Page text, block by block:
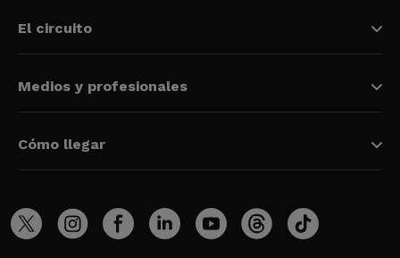
El circuito
Medios y profesionales
Cómo llegar